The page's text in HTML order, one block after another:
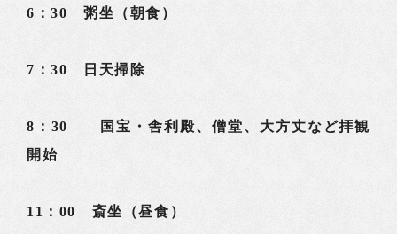
6：30 粥坐（朝食）
7：30 日天掃除
8：30 国宝・舎利殿、僧堂、大方丈など拝観
開始
11：00 斎坐（昼食）